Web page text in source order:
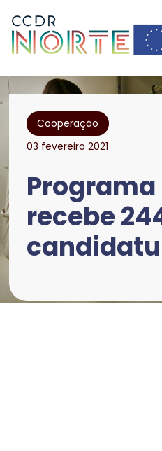
Cooperação
03 fevereiro 2021
Programa
recebe